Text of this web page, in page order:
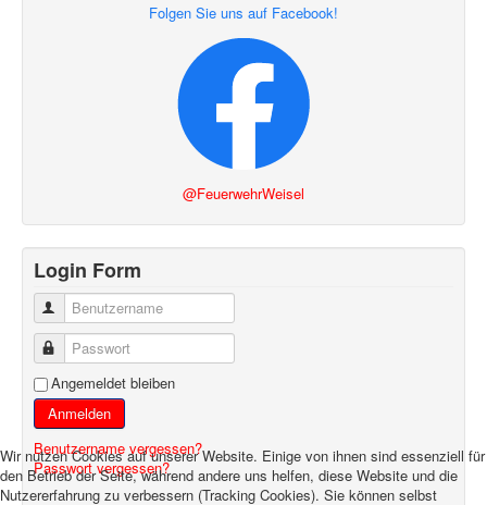
Folgen Sie uns auf Facebook!
@FeuerwehrWeisel
Login Form
Benutzername
Passwort
Angemeldet bleiben
Anmelden
Benutzername vergessen?
Passwort vergessen?
Wir nutzen Cookies auf unserer Website. Einige von ihnen sind essenziell für
den Betrieb der Seite, während andere uns helfen, diese Website und die
Nutzererfahrung zu verbessern (Tracking Cookies). Sie können selbst